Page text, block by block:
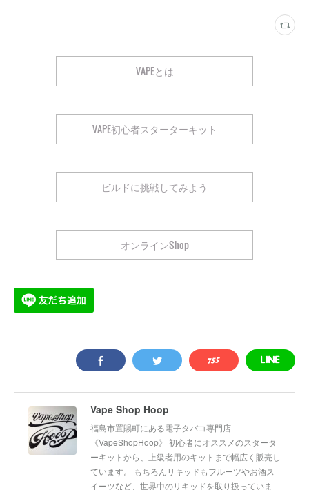
VAPEとは
VAPE初心者スターターキット
ビルドに挑戦してみよう
オンラインShop
Vape Shop Hoop
福島市置賜町にある電子タバコ専門店
《VapeShopHoop》 初心者にオススメのスタータ
ーキットから、上級者用のキットまで幅広く販売し
ています。 もちろんリキッドもフルーツやお酒ス
イーツなど、世界中のリキッドを取り扱っていま